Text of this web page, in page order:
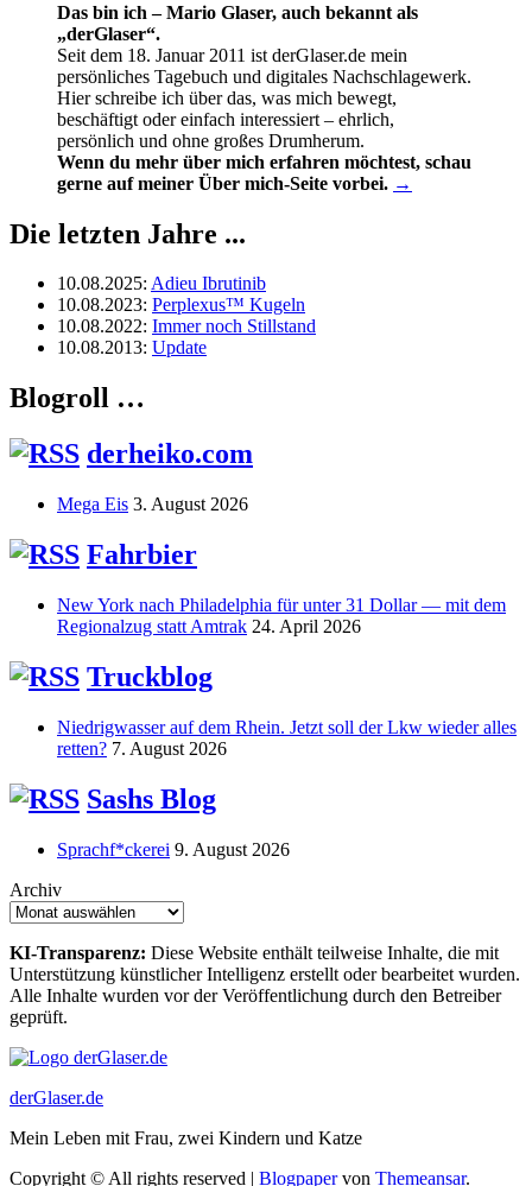
Das bin ich – Mario Glaser, auch bekannt als
„derGlaser“.
Seit dem 18. Januar 2011 ist derGlaser.de mein
persönliches Tagebuch und digitales Nachschlagewerk.
Hier schreibe ich über das, was mich bewegt,
beschäftigt oder einfach interessiert – ehrlich,
persönlich und ohne großes Drumherum.
Wenn du mehr über mich erfahren möchtest, schau
gerne auf meiner Über mich-Seite vorbei. →
Die letzten Jahre ...
10.08.2025: Adieu Ibrutinib
10.08.2023: Perplexus™ Kugeln
10.08.2022: Immer noch Stillstand
10.08.2013: Update
Blogroll …
derheiko.com
Mega Eis 3. August 2026
Fahrbier
New York nach Philadelphia für unter 31 Dollar — mit dem
Regionalzug statt Amtrak 24. April 2026
Truckblog
Niedrigwasser auf dem Rhein. Jetzt soll der Lkw wieder alles
retten? 7. August 2026
Sashs Blog
Sprachf*ckerei 9. August 2026
Archiv
KI-Transparenz: Diese Website enthält teilweise Inhalte, die mit
Unterstützung künstlicher Intelligenz erstellt oder bearbeitet wurden.
Alle Inhalte wurden vor der Veröffentlichung durch den Betreiber
geprüft.
derGlaser.de
Mein Leben mit Frau, zwei Kindern und Katze
Copyright © All rights reserved | Blogpapervon Themeansar.